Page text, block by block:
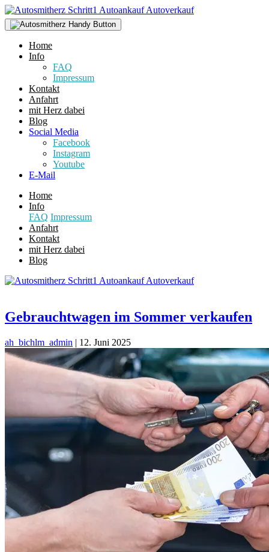
Home
Info
FAQ
Impressum
Kontakt
Anfahrt
mit Herz dabei
Blog
Social Media
Facebook
Instagram
Youtube
E-Mail
Home
Info
FAQ Impressum
Anfahrt
Kontakt
mit Herz dabei
Blog
Gebrauchtwagen im Sommer verkaufen
ah_bichlm_admin | 12. Juni 2025